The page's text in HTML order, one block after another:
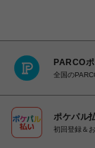
PARCO
全国の
ポケパル
初回登録＆